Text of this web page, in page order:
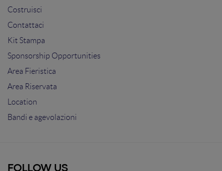
Costruisci
Contattaci
Kit Stampa
Sponsorship Opportunities
Area Fieristica
Area Riservata
Location
Bandi e agevolazioni
FOLLOW US